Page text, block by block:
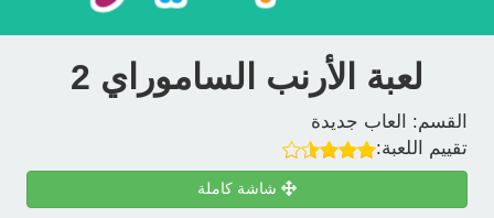
لعبة الأرنب الساموراي 2
القسم:
العاب جديدة
تقييم اللعبة:
شاشة كاملة